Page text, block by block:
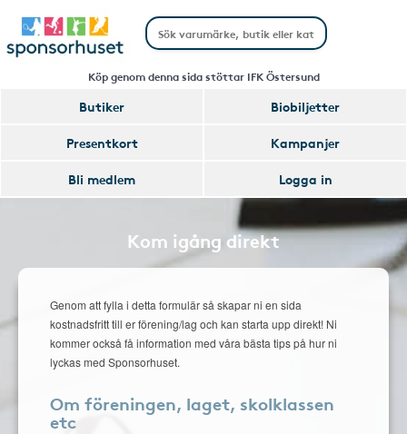
Köp genom denna sida stöttar IFK Östersund
Butiker
Biobiljetter
Presentkort
Kampanjer
Bli medlem
Logga in
Kom igång direkt
Genom att fylla i detta formulär så skapar ni en sida
kostnadsfritt till er förening/lag och kan starta upp direkt! Ni
kommer också få information med våra bästa tips på hur ni
lyckas med Sponsorhuset.
Om föreningen, laget, skolklassen
etc